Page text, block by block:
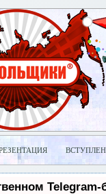
Telegram-